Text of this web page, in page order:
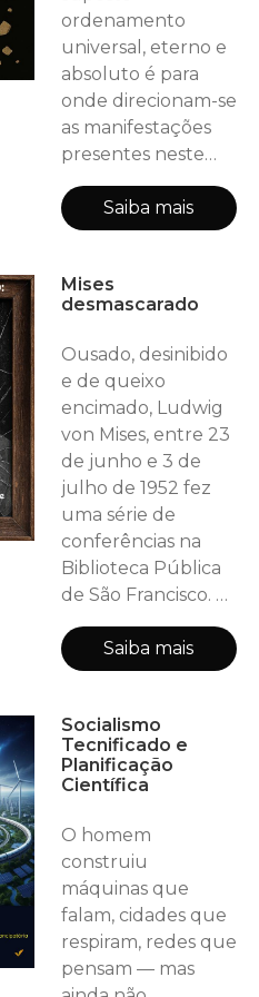
seu raciocínio do
século XIX para
ordenamento
universal, eterno e
absoluto é para
onde direcionam-se
as manifestações
presentes neste
livreto.
Autopublicado,
“Crítica materialista
contemporâneo”
combate a visão e
comportamental
idealista atacando
aspectos culturais e
sociais dos dias
atuais. Não
delongado e com
críticas certeiras, o
trabalho almeja
atingir aq
Saiba mais
Mises
desmascarado
Ousado, desinibido
e de queixo
encimado, Ludwig
von Mises, entre 23
de junho e 3 de
julho de 1952 fez
uma série de
conferências na
Biblioteca Pública
de São Francisco. As
aldrabadas palavras
do autor austríaco
foram reunidas
publicado como
livro com o título
de “Marxismo
intenção do autor
era mostrar como
que o marxismo
tem problemas e
como o
pensamento liberal
Saiba mais
Socialismo
Tecnificado e
Planificação
Científica
O homem
construiu
máquinas que
falam, cidades que
respiram, redes que
pensam — mas